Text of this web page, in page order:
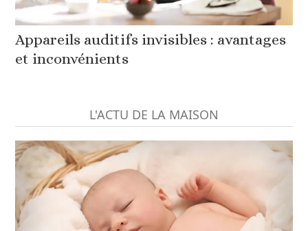
Appareils auditifs invisibles : avantages
et inconvénients
L'ACTU DE LA MAISON